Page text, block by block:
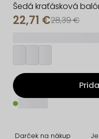
Šedá kraťásková
28,39 €
22,71 €
Darček na nákup